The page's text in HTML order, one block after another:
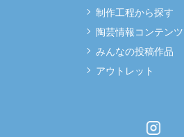
制作工程から探す
陶芸情報コンテンツ
みんなの投稿作品
アウトレット